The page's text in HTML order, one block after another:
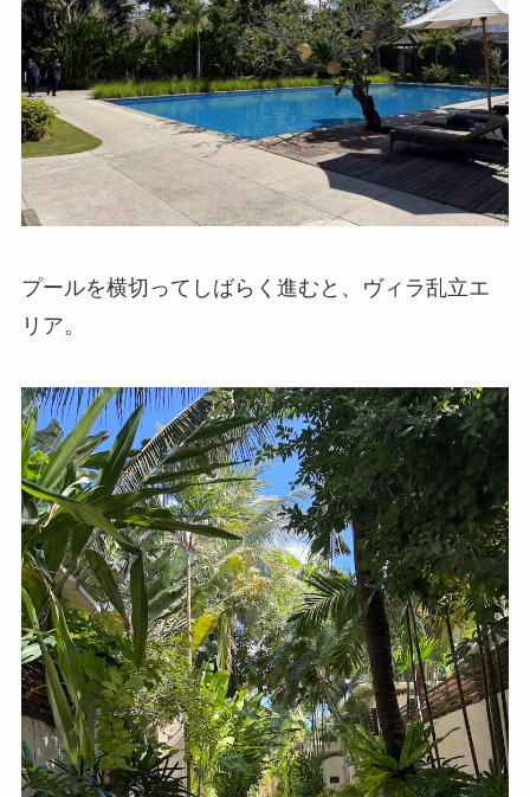
プールを横切ってしばらく進むと、ヴィラ乱立エ
リア。